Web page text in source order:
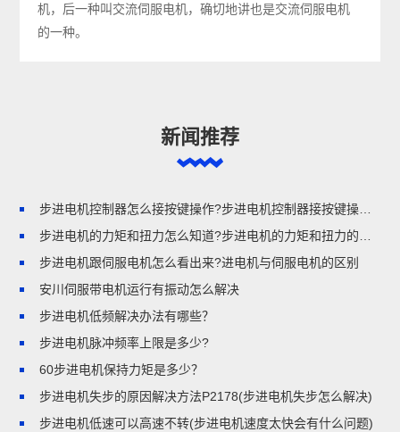
机，后一种叫交流伺服电机，确切地讲也是交流伺服电机
的一种。
新闻推荐
步进电机跟伺服电机怎么看出来?进电机与伺服电机的区别
安川伺服带电机运行有振动怎么解决
步进电机低频解决办法有哪些？
步进电机脉冲频率上限是多少?
60步进电机保持力矩是多少？
步进电机失步的原因解决方法P2178(步进电机失步怎么解决)
步进电机低速可以高速不转(步进电机速度太快会有什么问题)